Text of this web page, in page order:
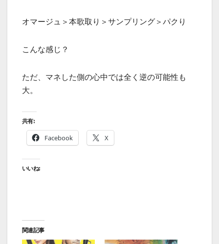
オマージュ＞本歌取り＞サンプリング＞パクり
こんな感じ？
ただ、マネした側の心中では全く逆の可能性も
大。
共有:
Facebook X
いいね:
関連記事